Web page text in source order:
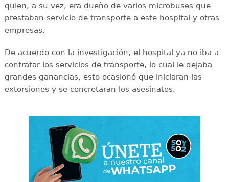
quien, a su vez, era dueño de varios microbuses que
prestaban servicio de transporte a este hospital y otras
empresas.
De acuerdo con la investigación, el hospital ya no iba a
contratar los servicios de transporte, lo cual le dejaba
grandes ganancias, esto ocasionó que iniciaran las
extorsiones y se concretaran los asesinatos.